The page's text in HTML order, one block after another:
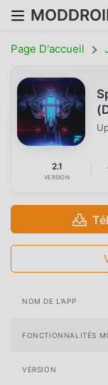
Page D'accueil
2.1
VERSION
NOM DE L'APP
FONCTIONNALITÉS
VERSION